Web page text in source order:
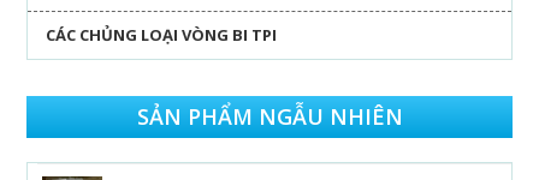
CÁC CHỦNG LOẠI VÒNG BI TPI
SẢN PHẨM NGẪU NHIÊN